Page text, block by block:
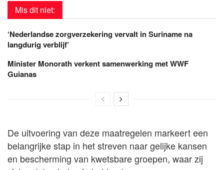
Mis dit niet:
‘Nederlandse zorgverzekering vervalt in Suriname na
langdurig verblijf’
Minister Monorath verkent samenwerking met WWF
Guianas
De uitvoering van deze maatregelen markeert een
belangrijke stap in het streven naar gelijke kansen
en bescherming van kwetsbare groepen, waar zij